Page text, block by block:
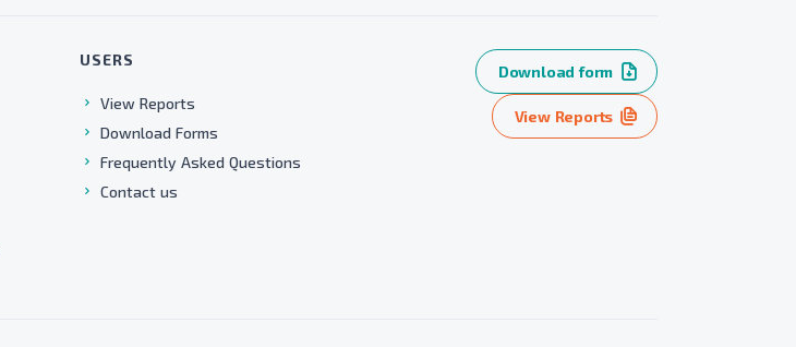
USERS
View Reports
Download Forms
Frequently Asked Questions
Contact us
Download form
View Reports